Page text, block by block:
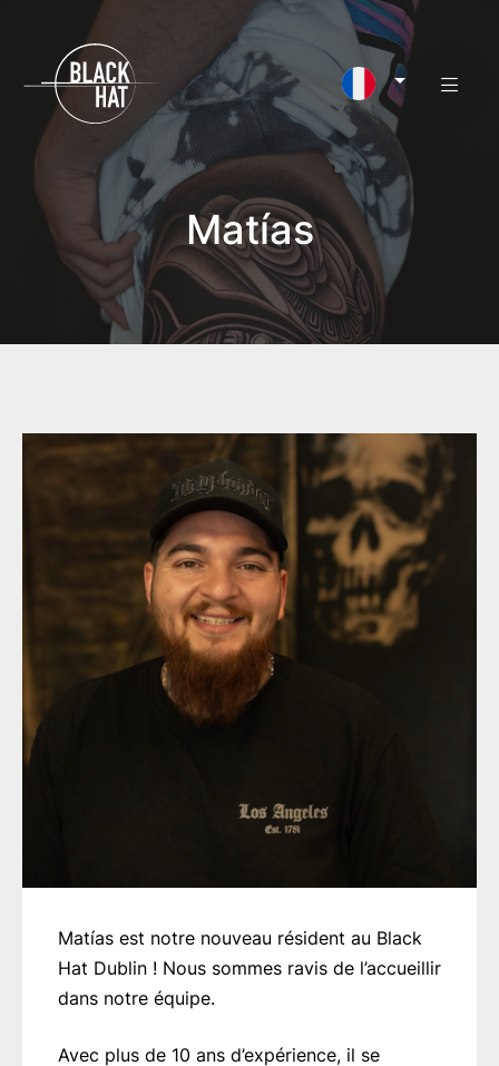
Matías
Matías est notre nouveau résident au Black
Hat Dublin ! Nous sommes ravis de l’accueillir
dans notre équipe.
Avec plus de 10 ans d’expérience, il se